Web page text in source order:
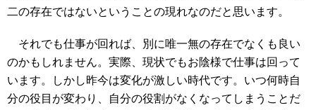
二の存在ではないということの現れなのだと思います。
それでも仕事が回れば、別に唯一無の存在でなくも良い
のかもしれません。実際、現状でもお陰様で仕事は回って
います。しかし昨今は変化が激しい時代です。いつ何時自
分の役目が変わり、自分の役割がなくなってしまうことだ